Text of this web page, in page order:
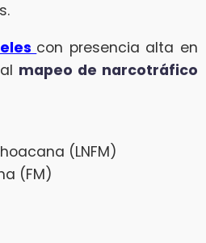
con presencia alta en
mapeo de narcotráfico
(LNFM)
(FM)